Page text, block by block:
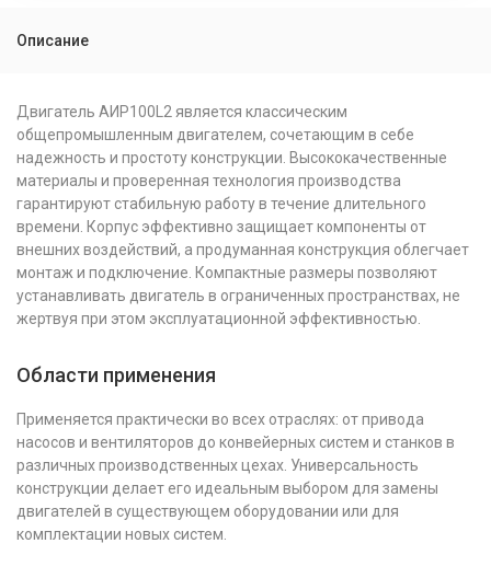
Описание
Двигатель АИР100L2 является классическим
общепромышленным двигателем, сочетающим в себе
надежность и простоту конструкции. Высококачественные
материалы и проверенная технология производства
гарантируют стабильную работу в течение длительного
времени. Корпус эффективно защищает компоненты от
внешних воздействий, а продуманная конструкция облегчает
монтаж и подключение. Компактные размеры позволяют
устанавливать двигатель в ограниченных пространствах, не
жертвуя при этом эксплуатационной эффективностью.
Области применения
Применяется практически во всех отраслях: от привода
насосов и вентиляторов до конвейерных систем и станков в
различных производственных цехах. Универсальность
конструкции делает его идеальным выбором для замены
двигателей в существующем оборудовании или для
комплектации новых систем.